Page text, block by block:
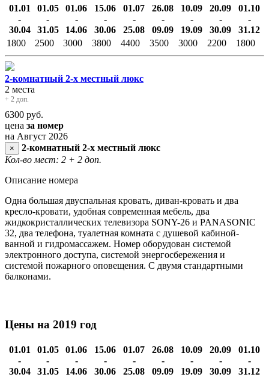
01.01
-
30.04
01.05
-
31.05
01.06
-
14.06
15.06
-
30.06
01.07
-
25.08
26.08
-
09.09
10.09
-
19.09
20.09
-
30.09
01.10
-
31.12
1800
2500 3000 3800 4400 3500 3000 2200 1800
2-комнатный 2-х местный люкс
2 места
+ 2 доп.
6300 руб.
цена за номер
на Август 2026
×
2-комнатный 2-х местный люкс
Кол-во мест: 2 + 2 доп.
Описание номера
Одна большая двуспальная кровать, диван-кровать и два
кресло-кровати, удобная современная мебель, два
жидкокристаллических телевизора SONY-26 и PANASONIC
32, два телефона, туалетная комната с душевой кабиной-
ванной и гидромассажем. Номер оборудован системой
электронного доступа, системой энергосбережения и
системой пожарного оповещения. С двумя стандартными
балконами.
Цены на 2019 год
01.01
-
30.04
01.05
-
31.05
01.06
-
14.06
15.06
-
30.06
01.07
-
25.08
26.08
-
09.09
10.09
-
19.09
20.09
-
30.09
01.10
-
31.12